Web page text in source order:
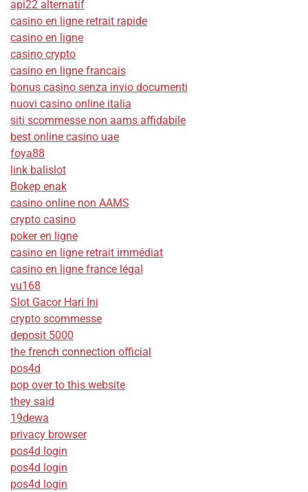
api22 alternatif
casino en ligne retrait rapide
casino en ligne
casino crypto
casino en ligne francais
bonus casino senza invio documenti
nuovi casino online italia
siti scommesse non aams affidabile
best online casino uae
foya88
link balislot
Bokep enak
casino online non AAMS
crypto casino
poker en ligne
casino en ligne retrait immédiat
casino en ligne france légal
vu168
Slot Gacor Hari Ini
crypto scommesse
deposit 5000
the french connection official
pos4d
pop over to this website
they said
19dewa
privacy browser
pos4d login
pos4d login
pos4d login